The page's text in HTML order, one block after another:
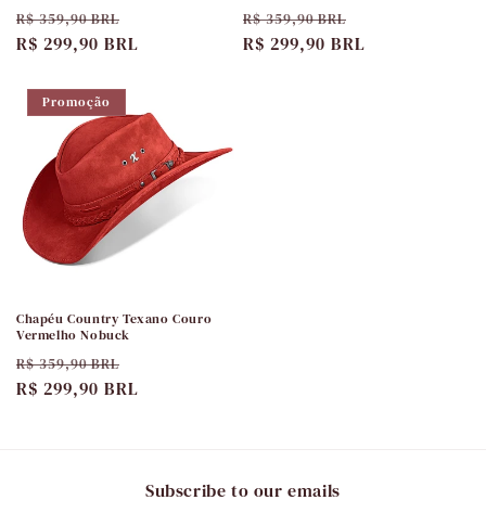
Preço
normal
R$ 359,90 BRL
promocional
R$ 299,90 BRL
Preço
normal
R$ 359,90 BRL
promocional
R$ 299,90 BRL
Promoção
Chapéu Country Texano Couro
Vermelho Nobuck
Preço
normal
R$ 359,90 BRL
promocional
R$ 299,90 BRL
Subscribe to our emails